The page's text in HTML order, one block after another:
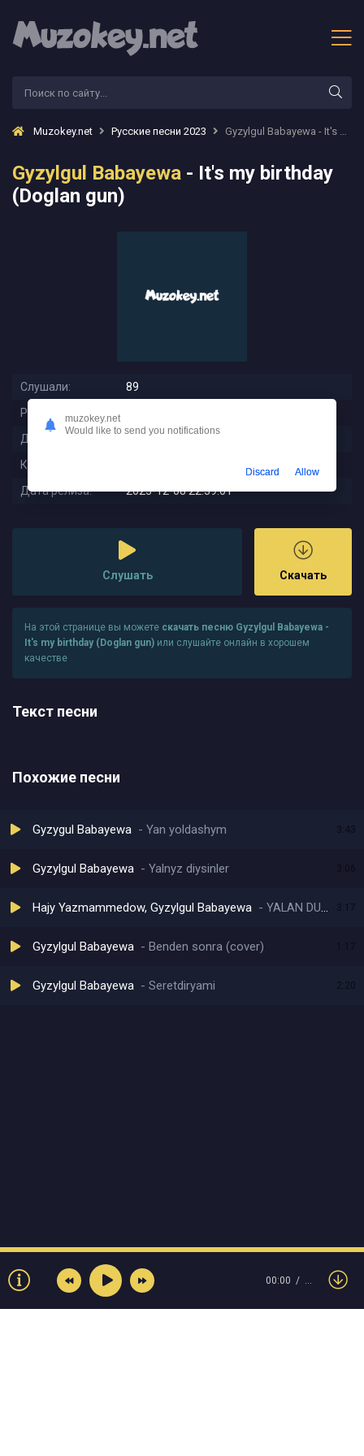
Muzokey.net Русские песни 2023 Gyzylgul Babayewa - It's my birthday (Doglan gun)
Gyzylgul Babayewa - It's my birthday
(Doglan gun)
Слушали:
89
Размер:
Длительность:
Качество:
Дата релиза:
2025-12-08 22:39:01
Слушать Скачать
На этой странице вы можете скачать песню Gyzylgul Babayewa -
It's my birthday (Doglan gun) или слушайте онлайн в хорошем
качестве
Текст песни
Похожие песни
Gyzygul Babayewa Yan yoldashym 3:43
Gyzylgul Babayewa Yalnyz diysinler
Hajy Yazmammedow, Gyzylgul Babayewa YALAN DUNYE 3:17
Gyzylgul Babayewa Benden sonra (cover)
Gyzylgul Babayewa Seretdiryami 2:20
00:00 …
muzokey.net
Would like to send you notifications
Discard Allow